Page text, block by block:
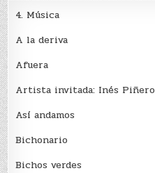
4. Música
A la deriva
Afuera
Artista invitada: Inés Piñero
Así andamos
Bichonario
Bichos verdes